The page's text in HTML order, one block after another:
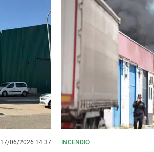
17/06/2026 14:37 INCENDIO